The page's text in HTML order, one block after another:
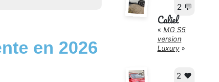
2 💬
Caliel
« MG S5
version
Luxury »
2 ❤️
en 2026